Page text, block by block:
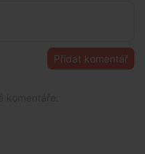
Přidat komentář